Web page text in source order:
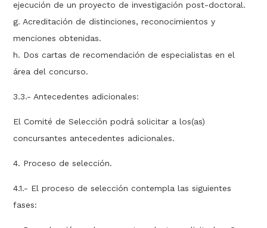
ejecución de un proyecto de investigación post-doctoral.
g. Acreditación de distinciones, reconocimientos y
menciones obtenidas.
h. Dos cartas de recomendación de especialistas en el
área del concurso.
3.3.- Antecedentes adicionales:
El Comité de Selección podrá solicitar a los(as)
concursantes antecedentes adicionales.
4. Proceso de selección.
4.1.- El proceso de selección contempla las siguientes
fases: